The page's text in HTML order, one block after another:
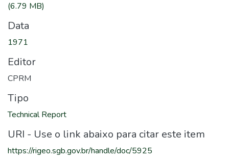
(6.79 MB)
Data
1971
Editor
CPRM
Tipo
Technical Report
URI - Use o link abaixo para citar este item
https://rigeo.sgb.gov.br/handle/doc/5925